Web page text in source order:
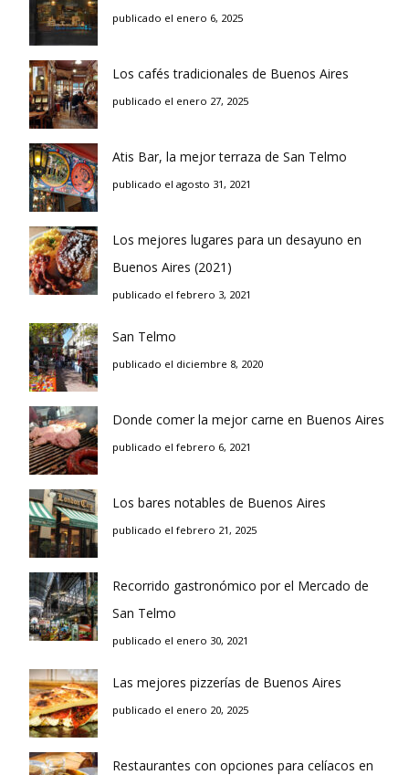
publicado el enero 6, 2025
Los cafés tradicionales de Buenos Aires
publicado el enero 27, 2025
Atis Bar, la mejor terraza de San Telmo
publicado el agosto 31, 2021
Los mejores lugares para un desayuno en
Buenos Aires (2021)
publicado el febrero 3, 2021
San Telmo
publicado el diciembre 8, 2020
Donde comer la mejor carne en Buenos Aires
publicado el febrero 6, 2021
Los bares notables de Buenos Aires
publicado el febrero 21, 2025
Recorrido gastronómico por el Mercado de
San Telmo
publicado el enero 30, 2021
Las mejores pizzerías de Buenos Aires
publicado el enero 20, 2025
Restaurantes con opciones para celíacos en